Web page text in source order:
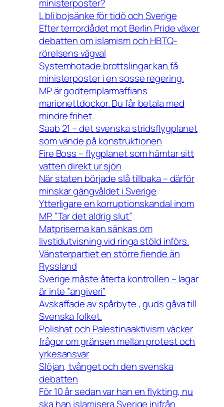
ministerposter?
L bli bojsänke för tidö och Sverige
Efter terrordådet mot Berlin Pride växer
debatten om islamism och HBTQ-
rörelsens vägval
Systemhotade brottslingar kan få
ministerposter i en sosse regering.
MP är godtemplarmaffians
marionettdockor. Du får betala med
mindre frihet.
Saab 21 – det svenska stridsflygplanet
som vände på konstruktionen
Fire Boss – flygplanet som hämtar sitt
vatten direkt ur sjön
När staten började slå tillbaka – därför
minskar gängvåldet i Sverige
Ytterligare en korruptionskandal inom
MP. ”Tar det aldrig slut”
Matpriserna kan sänkas om
livstidutvisning vid ringa stöld införs.
Vänsterpartiet en större fiende än
Ryssland
Sverige måste återta kontrollen – lagar
är inte ”angiveri”
Avskaffade av spårbyte , guds gåva till
Svenska folket.
Polishat och Palestinaaktivism väcker
frågor om gränsen mellan protest och
yrkesansvar
Slöjan, tvånget och den svenska
debatten
För 10 år sedan var han en flykting, nu
ska han islamisera Sverige inifrån